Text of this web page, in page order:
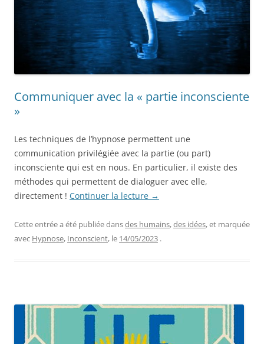
Communiquer avec la « partie inconsciente
»
Les techniques de l’hypnose permettent une
communication privilégiée avec la partie (ou part)
inconsciente qui est en nous. En particulier, il existe des
méthodes qui permettent de dialoguer avec elle,
directement ! Continuer la lecture →
Cette entrée a été publiée dansdes humains,des idées, et marquée
avec Hypnose, Inconscient, le 14/05/2023 .